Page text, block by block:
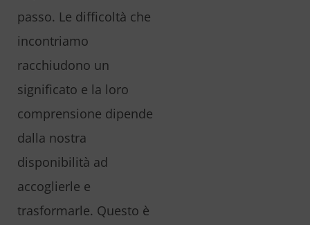
passo. Le difficoltà che
incontriamo
racchiudono un
significato e la loro
comprensione dipende
dalla nostra
disponibilità ad
accoglierle e
trasformarle. Questo è